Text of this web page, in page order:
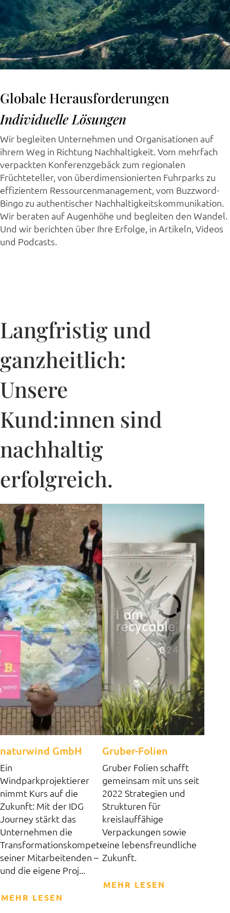
Globale Herausforderungen
Individuelle Lösungen
Wir begleiten Unternehmen und Organisationen auf
ihrem Weg in Richtung Nachhaltigkeit. Vom mehrfach
verpackten Konferenzgebäck zum regionalen
Früchteteller, von überdimensionierten Fuhrparks zu
effizientem Ressourcenmanagement, vom Buzzword-
Bingo zu authentischer Nachhaltigkeitskommunikation.
Wir beraten auf Augenhöhe und begleiten den Wandel.
Und wir berichten über Ihre Erfolge, in Artikeln, Videos
und Podcasts.
Langfristig und
ganzheitlich:
Unsere
Kund:innen sind
nachhaltig
erfolgreich.
naturwind GmbH
Ein
Windparkprojektierer
nimmt Kurs auf die
Zukunft: Mit der IDG
Journey stärkt das
Unternehmen die
Transformationskompetenzen
seiner Mitarbeitenden –
und die eigene Proj...
MEHR LESEN
Gruber-Folien
Gruber Folien schafft
gemeinsam mit uns seit
2022 Strategien und
Strukturen für
kreislauffähige
Verpackungen sowie
eine lebensfreundliche
Zukunft.
MEHR LESEN